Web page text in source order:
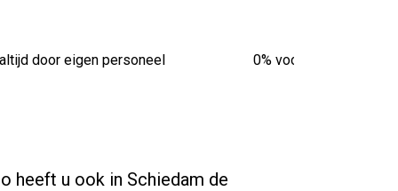
door eigen personeel 0% vooruitbetaling van
heeft u ook in Schiedam de